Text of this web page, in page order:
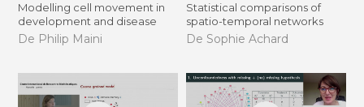
Modelling cell movement in
development and disease
De Philip Maini
Statistical comparisons of
spatio-temporal networks
De Sophie Achard